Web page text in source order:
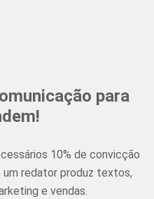
para
10% de convicção
um redator produz textos,
e vendas.